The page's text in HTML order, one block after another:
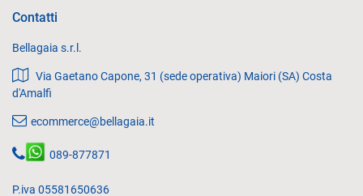
Contatti
Bellagaia s.r.l.
Via Gaetano Capone, 31 (sede operativa) Maiori (SA) Costa
d'Amalfi
ecommerce@bellagaia.it
089-877871
P.iva 05581650636